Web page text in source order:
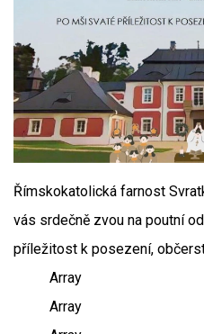
Římskokatolická farnost
vás srdečně zvou na poutní
příležitost k posezení,
Array
Array